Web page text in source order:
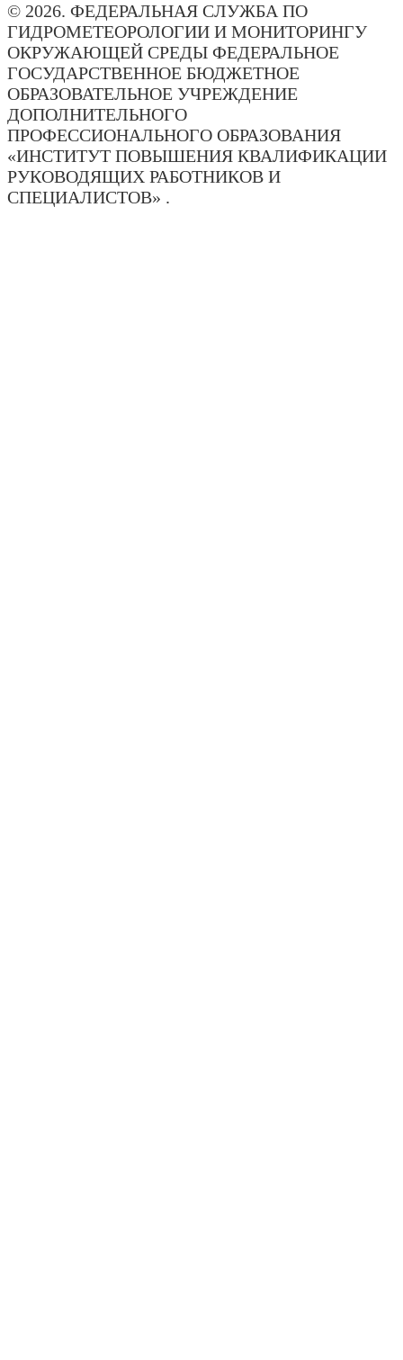
© 2026. ФЕДЕРАЛЬНАЯ СЛУЖБА ПО
ГИДРОМЕТЕОРОЛОГИИ И МОНИТОРИНГУ
ОКРУЖАЮЩЕЙ СРЕДЫ ФЕДЕРАЛЬНОЕ
ГОСУДАРСТВЕННОЕ БЮДЖЕТНОЕ
ОБРАЗОВАТЕЛЬНОЕ УЧРЕЖДЕНИЕ
ДОПОЛНИТЕЛЬНОГО
ПРОФЕССИОНАЛЬНОГО ОБРАЗОВАНИЯ
«ИНСТИТУТ ПОВЫШЕНИЯ КВАЛИФИКАЦИИ
РУКОВОДЯЩИХ РАБОТНИКОВ И
СПЕЦИАЛИСТОВ» .